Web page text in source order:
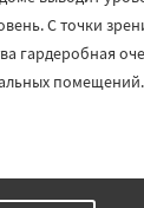
С точки
гардеробная
помещений.